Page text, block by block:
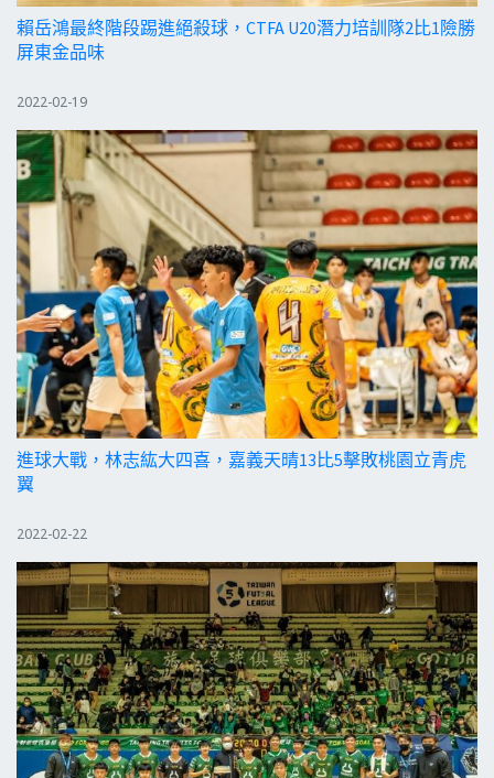
賴岳鴻最終階段踢進絕殺球，CTFA U20潛力培訓隊2比1險勝
屏東金品味
2022-02-19
進球大戰，林志紘大四喜，嘉義天晴13比5擊敗桃園立青虎
翼
2022-02-22